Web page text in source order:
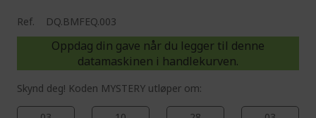
Ref. DQ.BMFEQ.003
Oppdag din gave når du legger til denne
datamaskinen i handlekurven.
Skynd deg! Koden MYSTERY utløper om: